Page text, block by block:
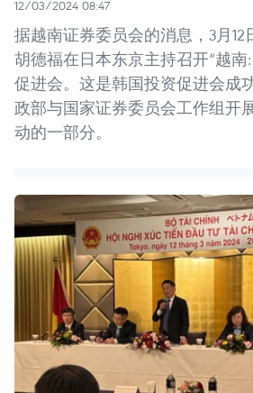
12/03/2024 08:47
据越南证券委员会的消息，3月
胡德福在日本东京主持召开“越南
促进会。这是韩国投资促进会成
政部与国家证券委员会工作组开
动的一部分。